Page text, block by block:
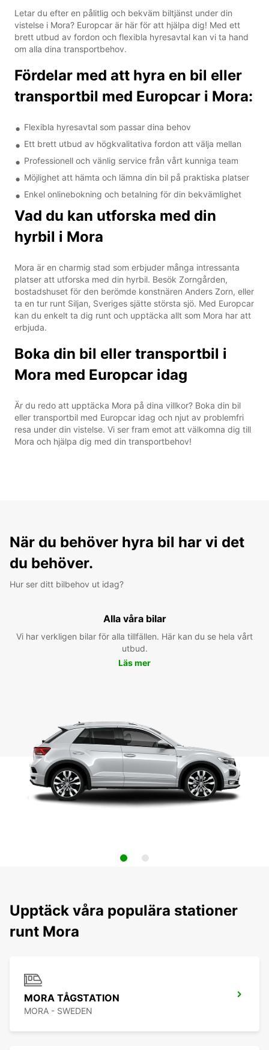
Letar du efter en pålitlig och bekväm biltjänst under din
vistelse i Mora? Europcar är här för att hjälpa dig! Med ett
brett utbud av fordon och flexibla hyresavtal kan vi ta hand
om alla dina transportbehov.
Fördelar med att hyra en bil eller
transportbil med Europcar i Mora:
Flexibla hyresavtal som passar dina behov
Ett brett utbud av högkvalitativa fordon att välja mellan
Professionell och vänlig service från vårt kunniga team
Möjlighet att hämta och lämna din bil på praktiska platser
Enkel onlinebokning och betalning för din bekvämlighet
Vad du kan utforska med din
hyrbil i Mora
Mora är en charmig stad som erbjuder många intressanta
platser att utforska med din hyrbil. Besök Zorngården,
bostadshuset för den berömde konstnären Anders Zorn, eller
ta en tur runt Siljan, Sveriges sjätte största sjö. Med Europcar
kan du enkelt ta dig runt och upptäcka allt som Mora har att
erbjuda.
Boka din bil eller transportbil i
Mora med Europcar idag
Är du redo att upptäcka Mora på dina villkor? Boka din bil
eller transportbil med Europcar idag och njut av problemfri
resa under din vistelse. Vi ser fram emot att välkomna dig till
Mora och hjälpa dig med din transportbehov!
När du behöver hyra bil har vi det
du behöver.
Hur ser ditt bilbehov ut idag?
Alla våra bilar
Vi har verkligen bilar för alla tillfällen. Här kan du se hela vårt
utbud.
Läs mer
Upptäck våra populära stationer
runt Mora
MORA TÅGSTATION
MORA - SWEDEN